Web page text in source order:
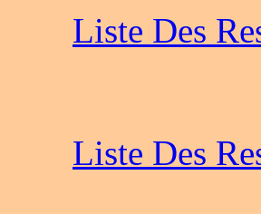
Liste Des
Liste Des